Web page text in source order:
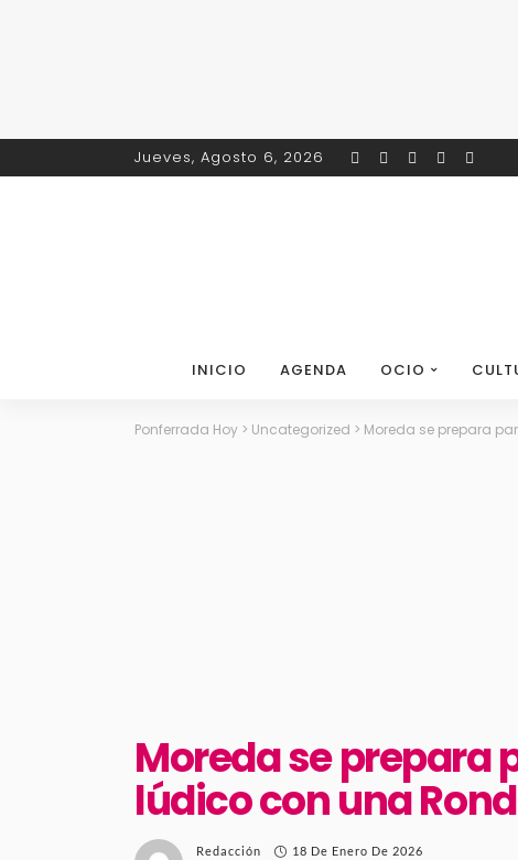
Jueves, Agosto 6, 2026
INICIO AGENDA OCIO
Ponferrada Hoy > Uncategorized > Moreda se prepara
Moreda se prepara
lúdico con una
Redacción 18 De Enero De 2026